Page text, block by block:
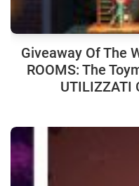
Giveaway Of The
ROOMS: The
UTILIZZATI